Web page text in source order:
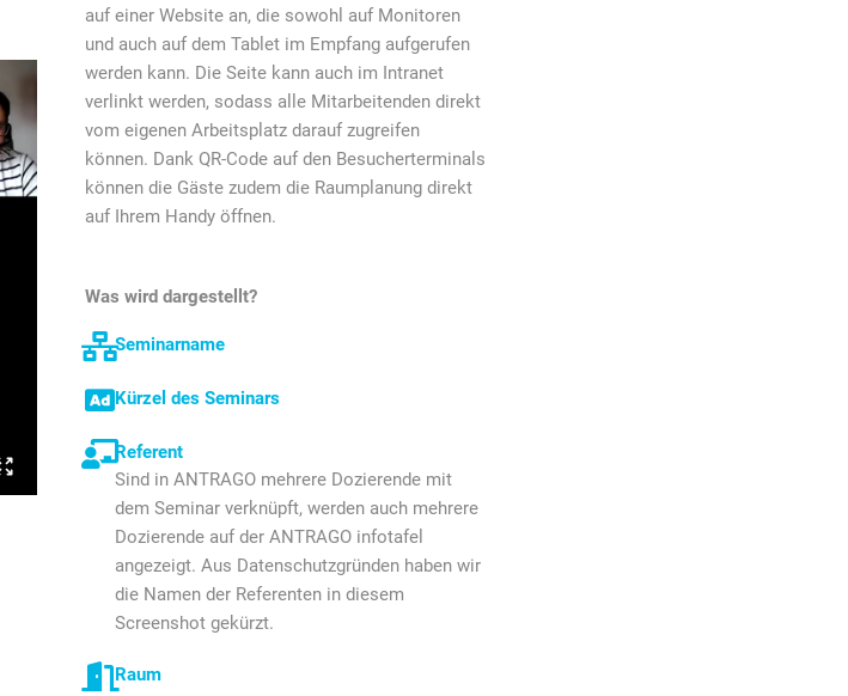
auf einer Website an, die sowohl auf Monitoren
und auch auf dem Tablet im Empfang aufgerufen
werden kann. Die Seite kann auch im Intranet
verlinkt werden, sodass alle Mitarbeitenden direkt
vom eigenen Arbeitsplatz darauf zugreifen
können. Dank QR-Code auf den Besucherterminals
können die Gäste zudem die Raumplanung direkt
auf Ihrem Handy öffnen.
Was wird dargestellt?
Seminarname
Kürzel des Seminars
Referent
Sind in ANTRAGO mehrere Dozierende mit
dem Seminar verknüpft, werden auch mehrere
Dozierende auf der ANTRAGO infotafel
angezeigt. Aus Datenschutzgründen haben wir
die Namen der Referenten in diesem
Screenshot gekürzt.
Raum